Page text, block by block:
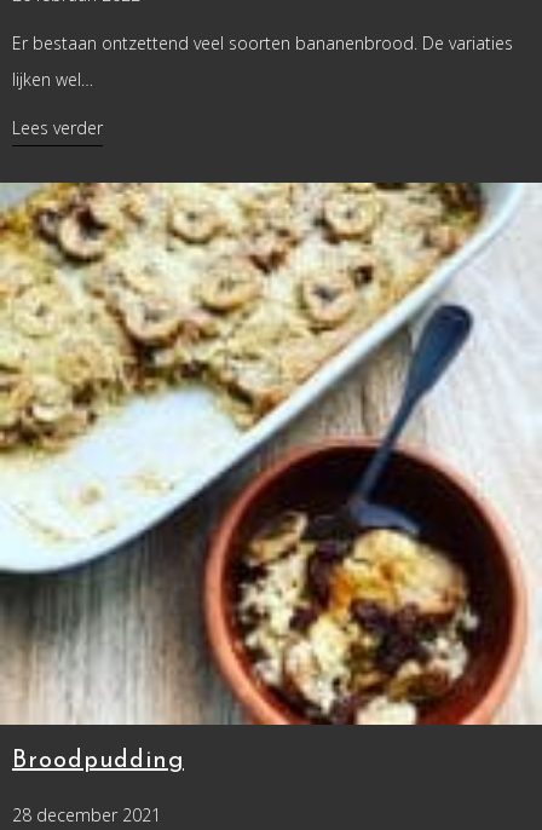
Er bestaan ontzettend veel soorten bananenbrood. De variaties
lijken wel…
Lees verderabout Bananenbrood met pompoenpuree
Broodpudding
28 december 2021